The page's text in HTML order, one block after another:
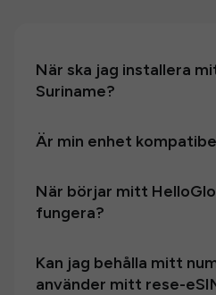
När ska jag installera
Suriname?
Är min enhet
När börjar mitt
fungera?
Kan jag behålla mitt
använder mitt rese-